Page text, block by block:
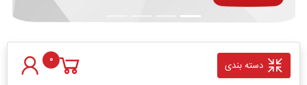
دسته بندی 0